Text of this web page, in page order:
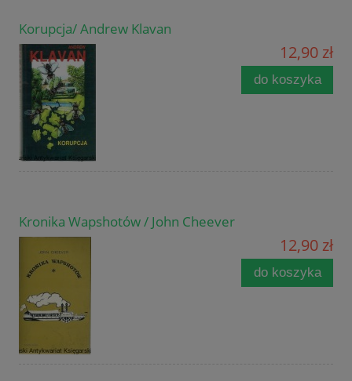
Korupcja/ Andrew Klavan
12,90 zł
do koszyka
Kronika Wapshotów / John Cheever
12,90 zł
do koszyka